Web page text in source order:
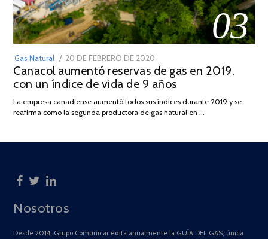
03
Gas Natural
POSTED
ON
20 DE FEBRERO DE 2020
DE
JULIO
2025
Canacol aumentó reservas de gas en 2019,
con un índice de vida de 9 años
La empresa canadiense aumentó todos sus índices durante 2019 y se
reafirma como la segunda productora de gas natural en …
Nosotros
Desde 2014, Grupo Comunicar edita anualmente la GUÍA DEL GAS, única